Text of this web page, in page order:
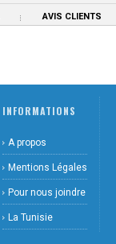
AVIS CLIENTS
INFORMATIONS
A propos
Mentions Légales
Pour nous joindre
La Tunisie